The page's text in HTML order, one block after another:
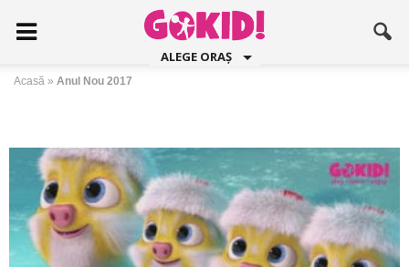
ALEGE ORAȘ
Acasă » Anul Nou 2017